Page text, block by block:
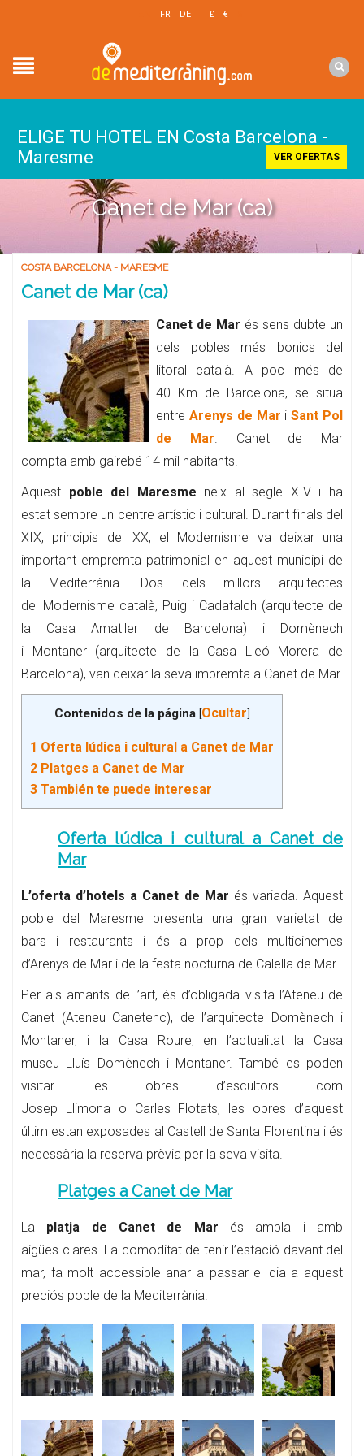
FR DE £ €
ELIGE TU HOTEL EN Costa Barcelona -
Maresme
VER OFERTAS
Canet de Mar (ca)
COSTA BARCELONA - MARESME
Canet de Mar (ca)
Canet de Mar és sens dubte un
dels pobles més bonics del
litoral català. A poc més de
40 Km de Barcelona, se situa
entre Arenys de Mar iSant Pol
de Mar. Canet de Mar
compta amb gairebé 14 mil habitants.
Aquest poble del Maresme neix al segle XIV i ha
estat sempre un centre artístic i cultural. Durant finals del
XIX, principis del XX, el Modernisme va deixar una
important empremta patrimonial en aquest municipi de
la Mediterrània. Dos dels millors arquitectes
del Modernisme català, Puig i Cadafalch (arquitecte de
la Casa Amatller de Barcelona) i Domènech
i Montaner (arquitecte de la Casa Lleó Morera de
Barcelona), van deixar la seva impremta a Canet de Mar
Contenidos de la página [Ocultar]
1 Oferta lúdica i cultural a Canet de Mar
2 Platges a Canet de Mar
3 También te puede interesar
Oferta lúdica i cultural a Canet de
Mar
L’oferta d’hotels a Canet de Mar és variada. Aquest
poble del Maresme presenta una gran varietat de
bars i restaurants i és a prop dels multicinemes
d’Arenys de Mar i de la festa nocturna de Calella de Mar
Per als amants de l’art, és d’obligada visita l’Ateneu de
Canet (Ateneu Canetenc), de l’arquitecte Domènech i
Montaner, i la Casa Roure, en l’actualitat la Casa
museu Lluís Domènech i Montaner. També es poden
visitar les obres d’escultors com
Josep Llimona o Carles Flotats, les obres d’aquest
últim estan exposades al Castell de Santa Florentina i és
necessària la reserva prèvia per la seva visita.
Platges a Canet de Mar
La platja de Canet de Mar és ampla i amb
aigües clares. La comoditat de tenir l’estació davant del
mar, fa molt accessible anar a passar el dia a aquest
preciós poble de la Mediterrània.